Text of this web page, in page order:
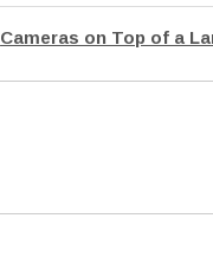
Cameras on Top of a